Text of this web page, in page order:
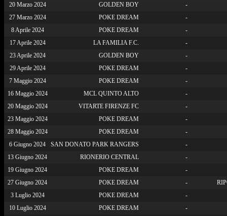
20 Marzo 2024
GOLDEN BOY
-
27 Marzo 2024
POKE DREAM
-
8 Aprile 2024
POKE DREAM
-
17 Aprile 2024
LA FAMILIA F.C.
-
23 Aprile 2024
GOLDEN BOY
-
29 Aprile 2024
POKE DREAM
-
7 Maggio 2024
POKE DREAM
-
16 Maggio 2024
MCL QUINTO ALTO
-
20 Maggio 2024
VITARTE FIRENZE FC
-
23 Maggio 2024
POKE DREAM
-
28 Maggio 2024
POKE DREAM
-
6 Giugno 2024
SAN DONATO PARK RANGERS
-
13 Giugno 2024
RIONERIO CENTRAL
-
19 Giugno 2024
POKE DREAM
-
27 Giugno 2024
POKE DREAM -
3 Luglio 2024
POKE DREAM
-
10 Luglio 2024
POKE DREAM
-